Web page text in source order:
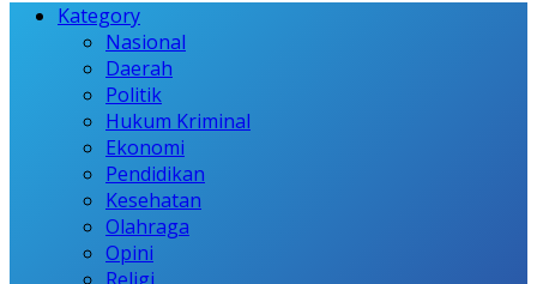
Kategory
Nasional
Daerah
Politik
Hukum Kriminal
Ekonomi
Pendidikan
Kesehatan
Olahraga
Opini